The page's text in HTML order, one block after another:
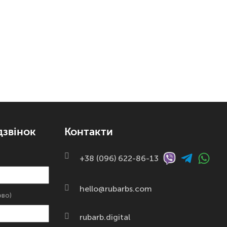
Контакти
+38 (096) 622-86-13
hello@rubarbs.com
rubarb.digital